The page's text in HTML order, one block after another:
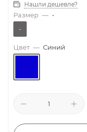
Нашли дешевле?
Размер — -
-
Цвет — Синий